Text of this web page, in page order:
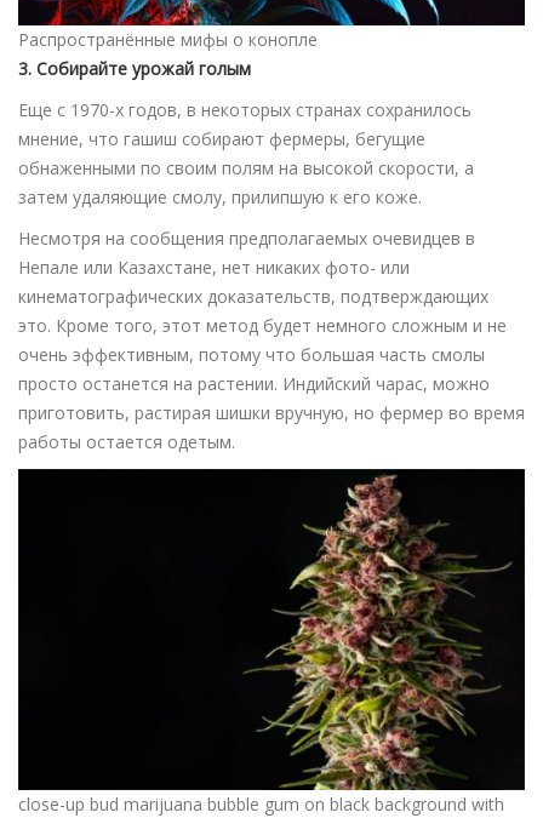
Распространённые мифы о конопле
3. Собирайте урожай голым
Еще с 1970-х годов, в некоторых странах сохранилось
мнение, что гашиш собирают фермеры, бегущие
обнаженными по своим полям на высокой скорости, а
затем удаляющие смолу, прилипшую к его коже.
Несмотря на сообщения предполагаемых очевидцев в
Непале или Казахстане, нет никаких фото- или
кинематографических доказательств, подтверждающих
это. Кроме того, этот метод будет немного сложным и не
очень эффективным, потому что большая часть смолы
просто останется на растении. Индийский чарас, можно
приготовить, растирая шишки вручную, но фермер во время
работы остается одетым.
close-up bud marijuana bubble gum on black background with